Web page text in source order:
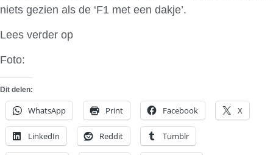
niets gezien als de ‘F1 met een dakje’.
Lees verder op
Foto:
Dit delen:
WhatsApp Print Facebook X
LinkedIn Reddit Tumblr